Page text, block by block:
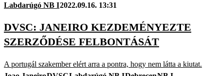
Labdarúgó NB I2022.09.16. 13:31
DVSC: JANEIRO KEZDEMÉNYEZTE
SZERZŐDÉSE FELBONTÁSÁT
A portugál szakember elért arra a pontra, hogy nem látta a kiutat.